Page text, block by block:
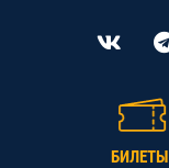
БИЛЕТЫ